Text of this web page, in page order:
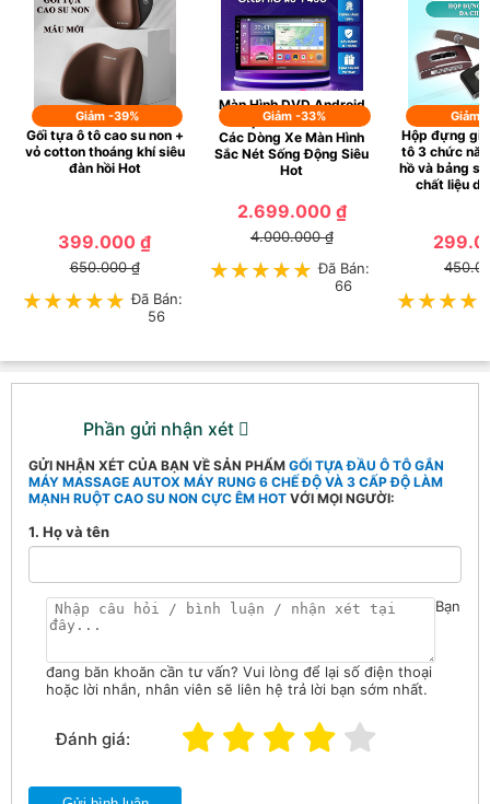
Giảm -39%
Gối tựa ô tô cao su non +
vỏ cotton thoáng khí siêu
đàn hồi Hot
399.000 ₫
650.000 ₫
★★★★★
★★★★★ Đã Bán:
56
Giảm -33%
Màn Hình DVD Android
Oledpro A5 P450 Cho
Các Dòng Xe Màn Hình
Sắc Nét Sống Động Siêu
Hot
2.699.000 ₫
4.000.000 ₫
★★★★★
★★★★★ Đã Bán:
66
Giảm
Hộp đựng
tô 3 chức
hồ và bảng
chất liệu
Phần gửi nhận xét
GỬI NHẬN XÉT CỦA BẠN VỀ SẢN PHẨM GỐI TỰA ĐẦU Ô TÔ GẮN
MÁY MASSAGE AUTOX MÁY RUNG 6 CHẾ ĐỘ VÀ 3 CẤP ĐỘ LÀM
MẠNH RUỘT CAO SU NON CỰC ÊM HOT VỚI MỌI NGƯỜI:
1. Họ và tên
Bạn
đang băn khoăn cần tư vấn? Vui lòng để lại số điện thoại
hoặc lời nhắn, nhân viên sẽ liên hệ trả lời bạn sớm nhất.
Đánh giá: